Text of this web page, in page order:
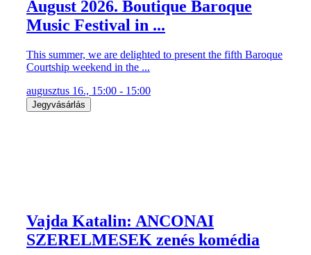
August 2026. Boutique Baroque
Music Festival in ...
This summer, we are delighted to present the fifth Baroque
Courtship weekend in the ...
augusztus 16., 15:00 - 15:00
Jegyvásárlás
Vajda Katalin: ANCONAI
SZERELMESEK zenés komédia